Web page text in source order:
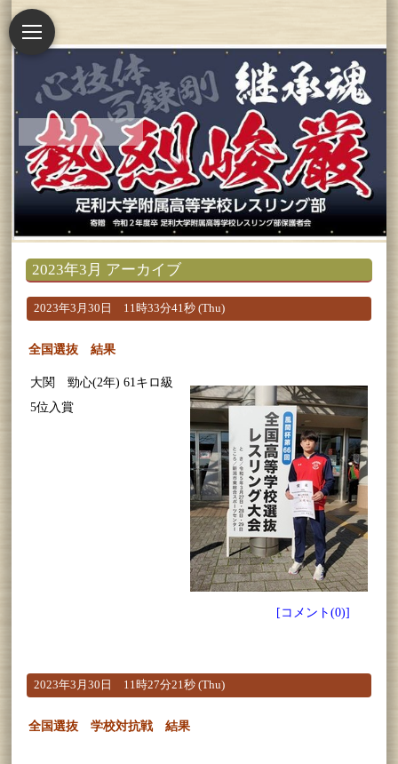
2023年3月 アーカイブ
2023年3月30日 11時33分41秒 (Thu)
全国選抜 結果
大関 勁心(2年) 61キロ級
5位入賞
[コメント(0)]
2023年3月30日 11時27分21秒 (Thu)
全国選抜 学校対抗戦 結果